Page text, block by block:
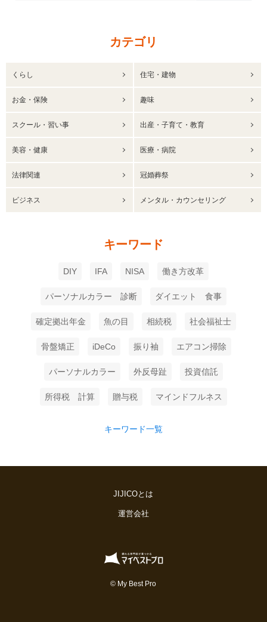
カテゴリ
くらし 住宅・建物
お金・保険 趣味
スクール・習い事 出産・子育て・教育
美容・健康 医療・病院
法律関連 冠婚葬祭
ビジネス メンタル・カウンセリング
キーワード
DIY IFA NISA 働き方改革
パーソナルカラー 診断 ダイエット 食事
確定拠出年金 魚の目 相続税 社会福祉士
骨盤矯正 iDeCo 振り袖 エアコン掃除
パーソナルカラー 外反母趾 投資信託
所得税 計算 贈与税 マインドフルネス
キーワード一覧
JIJICOとは
運営会社
© My Best Pro